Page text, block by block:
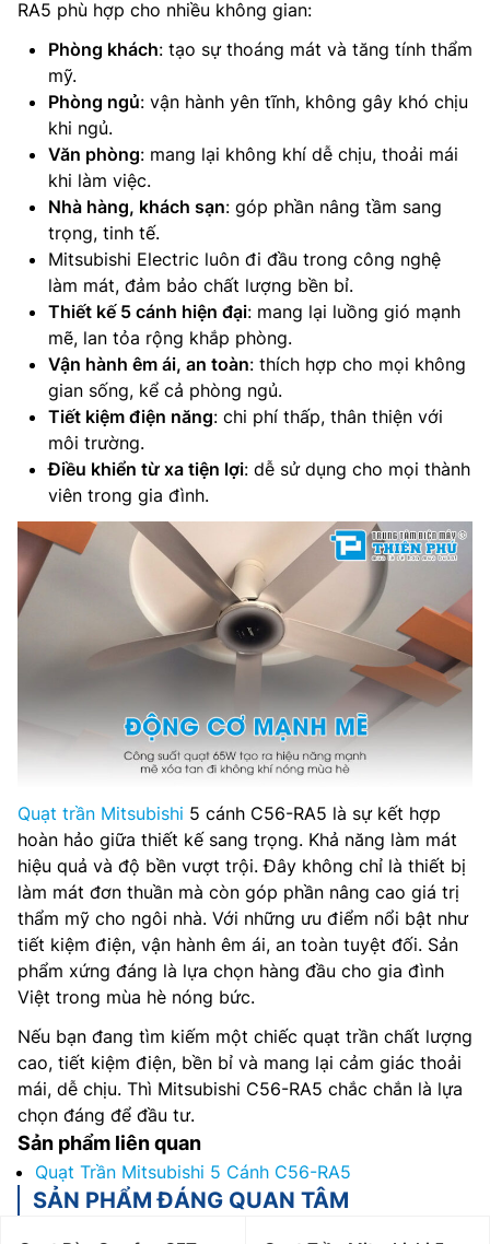
RA5 phù hợp cho nhiều không gian:
Phòng khách: tạo sự thoáng mát và tăng tính thẩm
mỹ.
Phòng ngủ: vận hành yên tĩnh, không gây khó chịu
khi ngủ.
Văn phòng: mang lại không khí dễ chịu, thoải mái
khi làm việc.
Nhà hàng, khách sạn: góp phần nâng tầm sang
trọng, tinh tế.
Mitsubishi Electric luôn đi đầu trong công nghệ
làm mát, đảm bảo chất lượng bền bỉ.
Thiết kế 5 cánh hiện đại: mang lại luồng gió mạnh
mẽ, lan tỏa rộng khắp phòng.
Vận hành êm ái, an toàn: thích hợp cho mọi không
gian sống, kể cả phòng ngủ.
Tiết kiệm điện năng: chi phí thấp, thân thiện với
môi trường.
Điều khiển từ xa tiện lợi: dễ sử dụng cho mọi thành
viên trong gia đình.
Quạt trần Mitsubishi 5 cánh C56-RA5 là sự kết hợp
hoàn hảo giữa thiết kế sang trọng. Khả năng làm mát
hiệu quả và độ bền vượt trội. Đây không chỉ là thiết bị
làm mát đơn thuần mà còn góp phần nâng cao giá trị
thẩm mỹ cho ngôi nhà. Với những ưu điểm nổi bật như
tiết kiệm điện, vận hành êm ái, an toàn tuyệt đối. Sản
phẩm xứng đáng là lựa chọn hàng đầu cho gia đình
Việt trong mùa hè nóng bức.
Nếu bạn đang tìm kiếm một chiếc quạt trần chất lượng
cao, tiết kiệm điện, bền bỉ và mang lại cảm giác thoải
mái, dễ chịu. Thì Mitsubishi C56-RA5 chắc chắn là lựa
chọn đáng để đầu tư.
Sản phẩm liên quan
Quạt Trần Mitsubishi 5 Cánh C56-RA5
SẢN PHẨM ĐÁNG QUAN TÂM